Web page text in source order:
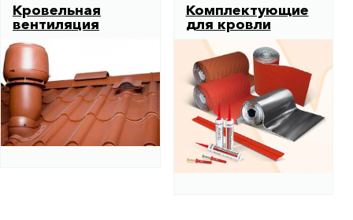
Кровельная
вентиляция
Комплектующие
для кровли